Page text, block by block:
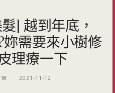
] 越到年底，
需要來小樹修
理療一下
2021-11-12